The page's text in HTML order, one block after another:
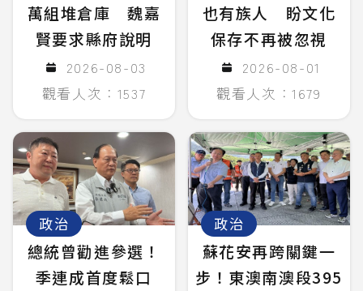
萬組堆倉庫 魏嘉
賢要求縣府說明
2026-08-03
觀看人次：1537
也有族人 盼文化
保存不再被忽視
2026-08-01
觀看人次：1679
政治
總統曾勸進參選！
季連成首度鬆口
政治
蘇花安再跨關鍵一
步！東澳南澳段395